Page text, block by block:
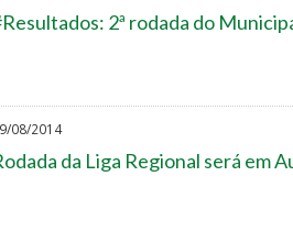
2ª rodada do
08/2014
da Liga Regional será em